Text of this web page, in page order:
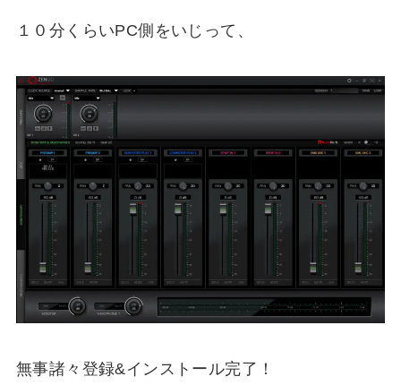
１０分くらいPC側をいじって、
無事諸々登録&インストール完了！